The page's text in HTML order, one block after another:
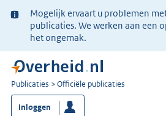
Ter
informatie:
Mogelijk ervaart u problemen
publicaties. We werken aan een
het ongemak.
U
bent
nu
Publicaties Officiële publicaties
Inloggen